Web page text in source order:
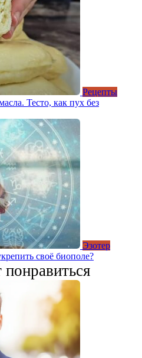
Рецепты
Тесто, как пух без
Эзотер
своё биополе?